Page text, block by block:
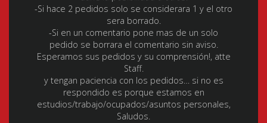
-Si hace 2 pedidos solo se considerara 1 y el otro
sera borrado.
-Si en un comentario pone mas de un solo
pedido se borrara el comentario sin aviso.
Esperamos sus pedidos y su comprensión!, atte
Staff.
y tengan paciencia con los pedidos… si no es
respondido es porque estamos en
estudios/trabajo/ocupados/asuntos personales,
Saludos.